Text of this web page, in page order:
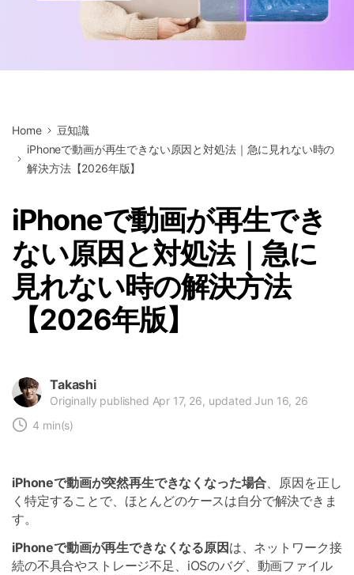
Home
豆知識
iPhoneで動画が再生できない原因と対処法｜急に見れない時の
解決方法【2026年版】
iPhoneで動画が再生でき
ない原因と対処法｜急に
見れない時の解決方法
【2026年版】
Takashi
Originally published Apr 17, 26, updated Jun 16, 26
4 min(s)
iPhoneで動画が突然再生できなくなった場合、原因を正し
く特定することで、ほとんどのケースは自分で解決できま
す。
iPhoneで動画が再生できなくなる原因 は、ネットワーク接
続の不具合やストレージ不足、iOSのバグ、動画ファイル